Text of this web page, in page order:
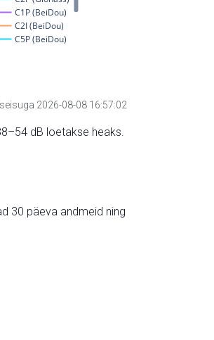
2026-08-08 16:57:02
dB loetakse heaks.
30 päeva andmeid ning